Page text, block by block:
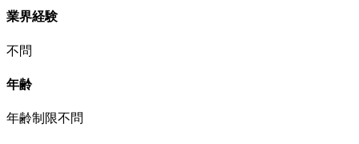
業界経験
不問
年齢
年齢制限不問